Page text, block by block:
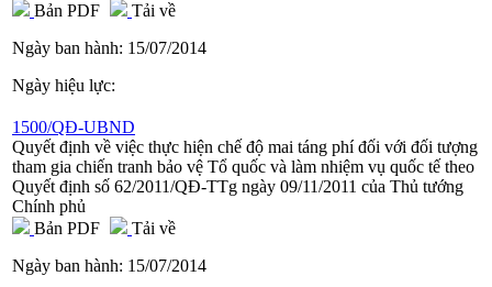
Bản PDF
Tải về
Ngày ban hành: 15/07/2014
Ngày hiệu lực:
1500/QĐ-UBND
Quyết định về việc thực hiện chế độ mai táng phí đối với đối tượng
tham gia chiến tranh bảo vệ Tổ quốc và làm nhiệm vụ quốc tế theo
Quyết định số 62/2011/QĐ-TTg ngày 09/11/2011 của Thủ tướng
Chính phủ
Bản PDF
Tải về
Ngày ban hành: 15/07/2014